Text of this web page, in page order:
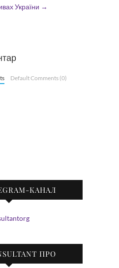
України →
Default Comments (0)
КАНАЛ
ПРО